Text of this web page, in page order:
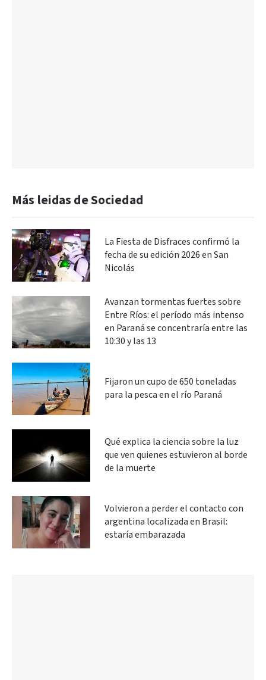
Más leidas de Sociedad
La Fiesta de Disfraces confirmó la
fecha de su edición 2026 en San
Nicolás
Avanzan tormentas fuertes sobre
Entre Ríos: el período más intenso
en Paraná se concentraría entre las
10:30 y las 13
Fijaron un cupo de 650 toneladas
para la pesca en el río Paraná
Qué explica la ciencia sobre la luz
que ven quienes estuvieron al borde
de la muerte
Volvieron a perder el contacto con
argentina localizada en Brasil:
estaría embarazada